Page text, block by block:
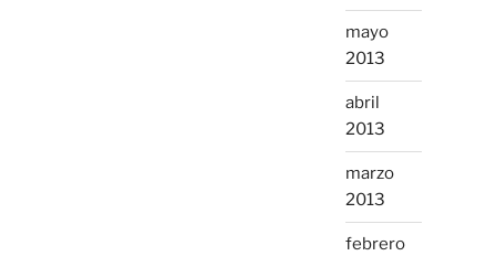
mayo
2013
abril
2013
marzo
2013
febrero